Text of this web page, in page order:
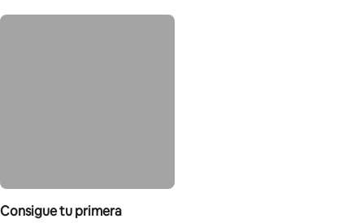
Consigue tu primera